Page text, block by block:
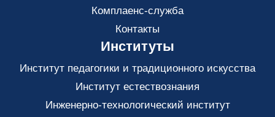
Комплаенс-служба
Контакты
Институты
Институт педагогики и традиционного искусства
Институт естествознания
Инженерно-технологический институт